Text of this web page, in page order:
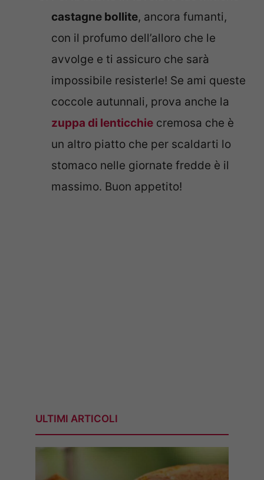
castagne bollite, ancora fumanti,
con il profumo dell’alloro che le
avvolge e ti assicuro che sarà
impossibile resisterle! Se ami queste
coccole autunnali, prova anche la
zuppa di lenticchie cremosa che è
un altro piatto che per scaldarti lo
stomaco nelle giornate fredde è il
massimo. Buon appetito!
ULTIMI ARTICOLI